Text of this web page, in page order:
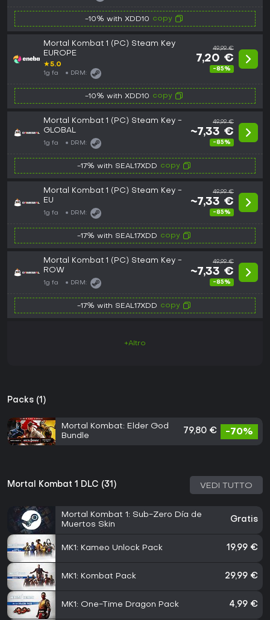
-10% with XDD10 copy
Mortal Kombat 1 (PC) Steam Key
EUROPE
★5.0
1g fa DRM:
49,99 €
7,20 €
-85%
-10% with XDD10 copy
Mortal Kombat 1 (PC) Steam Key -
GLOBAL
1g fa DRM:
49,99 €
~7,33 €
-85%
-17% with SEAL17XDD copy
Mortal Kombat 1 (PC) Steam Key -
EU
1g fa DRM:
49,99 €
~7,33 €
-85%
-17% with SEAL17XDD copy
Mortal Kombat 1 (PC) Steam Key -
ROW
1g fa DRM:
49,99 €
~7,33 €
-85%
-17% with SEAL17XDD copy
+Altro
Packs (1)
Mortal Kombat: Elder God
Bundle
79,80 € -70%
Mortal Kombat 1 DLC (31) VEDI TUTTO
Mortal Kombat 1: Sub-Zero Día de
Muertos Skin
Gratis
MK1: Kameo Unlock Pack 19,99 €
MK1: Kombat Pack 29,99 €
MK1: One-Time Dragon Pack 4,99 €